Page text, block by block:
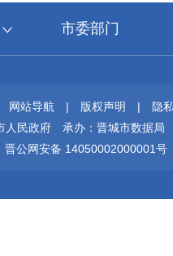
市委部门
网站导航 | 版权声明 |
隐
人民政府
承办：晋城市数据局
晋公网安备 14050002000001号